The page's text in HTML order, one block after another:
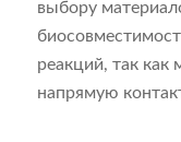
выбору
реакций, так как
напрямую